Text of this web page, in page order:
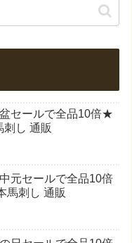
セールで全品10倍★
本馬刺し 通販
元セールで全品10倍
し屋 熊本馬刺し 通販